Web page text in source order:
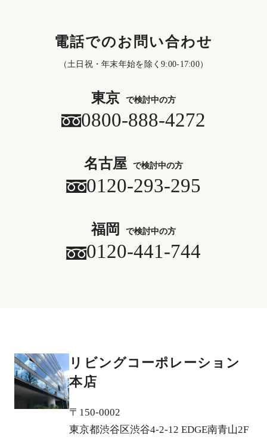
電話でのお問い合わせ
（土日祝・年末年始を除く9:00-17:00）
東京 で検討中の方
0800-888-4272
名古屋 で検討中の方
0120-293-295
福岡 で検討中の方
0120-441-744
リビングコーポレーション
本店
〒150-0002
東京都渋谷区渋谷4-2-12 EDGE南青山2F